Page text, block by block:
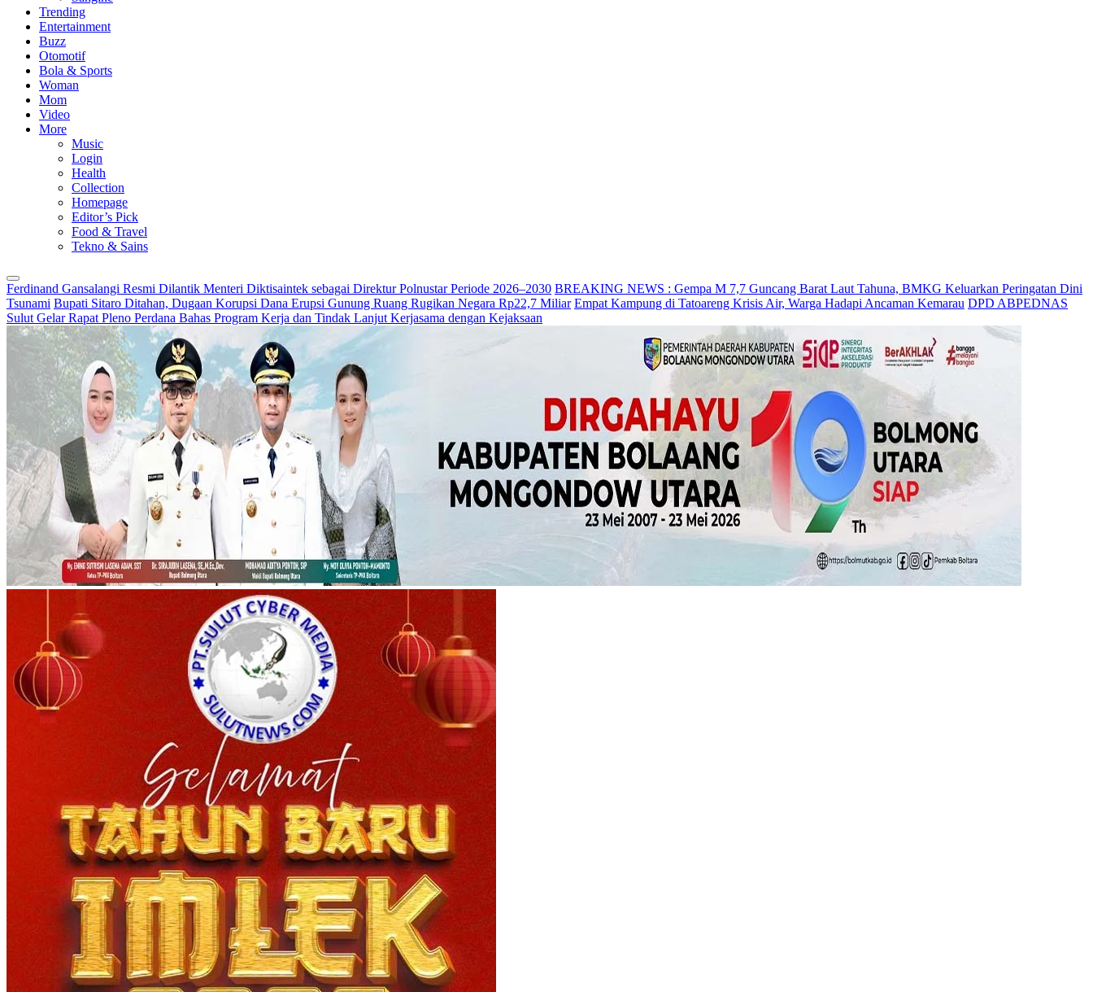
Trending
Entertainment
Buzz
Otomotif
Bola & Sports
Woman
Mom
Video
More
Music
Login
Health
Collection
Homepage
Editor’s Pick
Food & Travel
Tekno & Sains
Ferdinand Gansalangi Resmi Dilantik Menteri Diktisaintek sebagai Direktur Polnustar Periode 2026–2030 BREAKING NEWS : Gempa M 7,7 Guncang Barat Laut Tahuna, BMKG Keluarkan Peringatan Dini
Tsunami Bupati Sitaro Ditahan, Dugaan Korupsi Dana Erupsi Gunung Ruang Rugikan Negara Rp22,7 Miliar Empat Kampung di Tatoareng Krisis Air, Warga Hadapi Ancaman Kemarau DPD ABPEDNAS
Sulut Gelar Rapat Pleno Perdana Bahas Program Kerja dan Tindak Lanjut Kerjasama dengan Kejaksaan